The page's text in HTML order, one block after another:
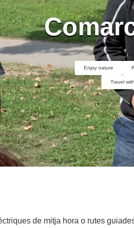
Enjoy nature
Travel
de mitja hora o rutes